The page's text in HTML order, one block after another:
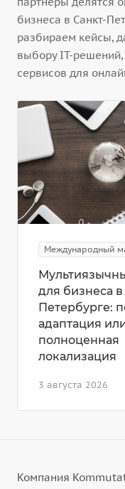
бизнеса в Санкт-
разбираем кейсы,
выбору IT-решений,
сервисов для
Международный
3 августа 2026
для бизнеса
Петербурге:
адаптация
полноценная
локализация
Компания